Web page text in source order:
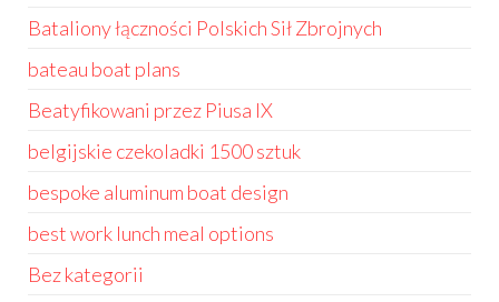
Bataliony łączności Polskich Sił Zbrojnych
bateau boat plans
Beatyfikowani przez Piusa IX
belgijskie czekoladki 1500 sztuk
bespoke aluminum boat design
best work lunch meal options
Bez kategorii